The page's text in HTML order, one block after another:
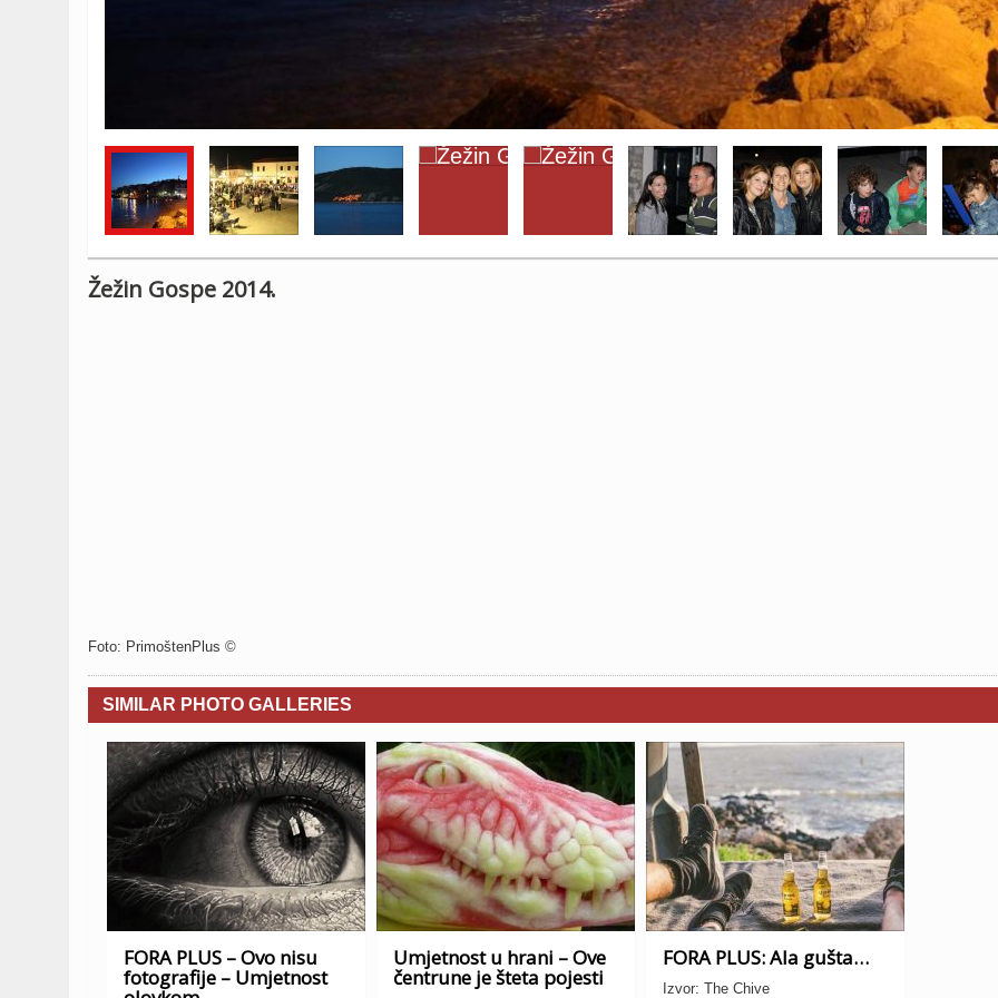
Žežin Gospe 2014.
Foto: PrimoštenPlus ©
SIMILAR PHOTO GALLERIES
FORA PLUS – Ovo nisu
fotografije – Umjetnost
Umjetnost u hrani – Ove
čentrune je šteta pojesti
FORA PLUS: Ala gušta…
Izvor: The Chive